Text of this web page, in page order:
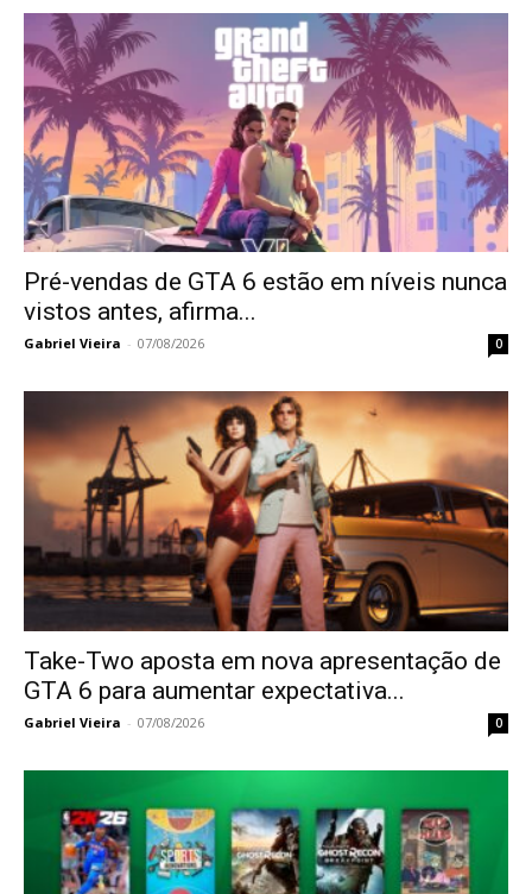
Pré-vendas de GTA 6 estão em níveis nunca
vistos antes, afirma...
Gabriel Vieira - 07/08/2026 0
Take-Two aposta em nova apresentação de
GTA 6 para aumentar expectativa...
Gabriel Vieira - 07/08/2026 0